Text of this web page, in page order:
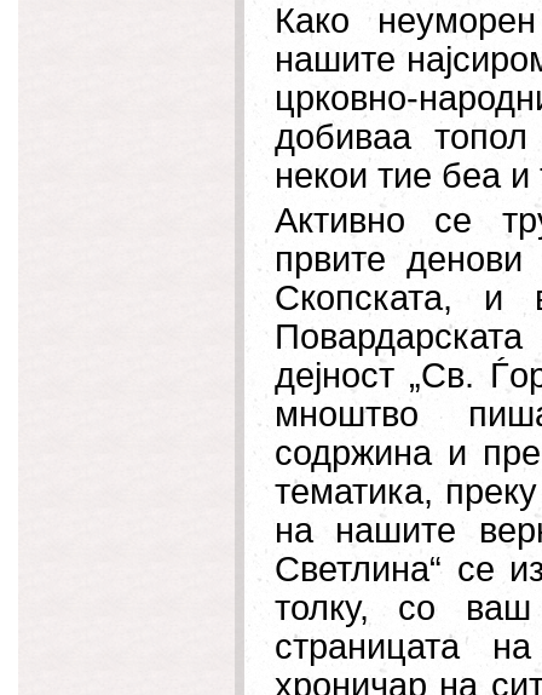
Како
нашите
црковно-
добиваа
некои тие беа
Активно се
првите
Скопската, и
дејност „Св.
мноштво
содржина и
тематика,
на нашите
Светлина“ се
толку, со ваш
страницата
хроничар на